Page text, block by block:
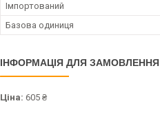
Імпортований
Базова одиниця
ІНФОРМАЦІЯ ДЛЯ ЗАМОВЛЕННЯ
Ціна: 605 ₴